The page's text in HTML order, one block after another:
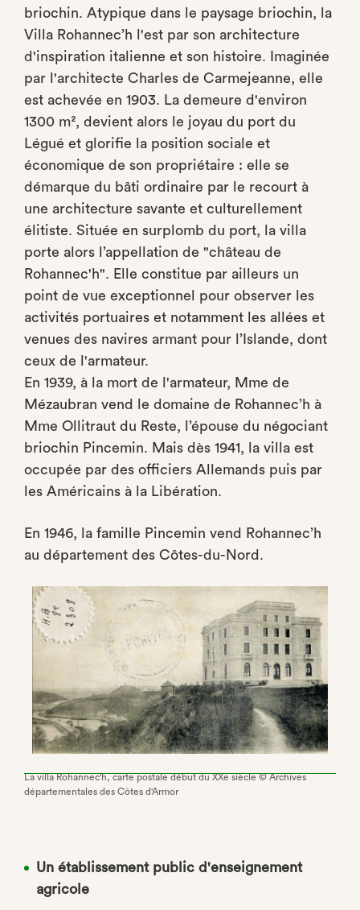
briochin. Atypique dans le paysage briochin, la
Villa Rohannec’h l'est par son architecture
d'inspiration italienne et son histoire. Imaginée
par l'architecte Charles de Carmejeanne, elle
est achevée en 1903. La demeure d'environ
1300 m², devient alors le joyau du port du
Légué et glorifie la position sociale et
économique de son propriétaire : elle se
démarque du bâti ordinaire par le recourt à
une architecture savante et culturellement
élitiste. Située en surplomb du port, la villa
porte alors l’appellation de "château de
Rohannec'h". Elle constitue par ailleurs un
point de vue exceptionnel pour observer les
activités portuaires et notamment les allées et
venues des navires armant pour l’Islande, dont
ceux de l'armateur.
En 1939, à la mort de l'armateur, Mme de
Mézaubran vend le domaine de Rohannec’h à
Mme Ollitraut du Reste, l’épouse du négociant
briochin Pincemin. Mais dès 1941, la villa est
occupée par des officiers Allemands puis par
les Américains à la Libération.
En 1946, la famille Pincemin vend Rohannec’h
au département des Côtes-du-Nord.
La villa Rohannec'h, carte postale début du XXe siècle © Archives
départementales des Côtes d'Armor
Un établissement public d'enseignement
agricole